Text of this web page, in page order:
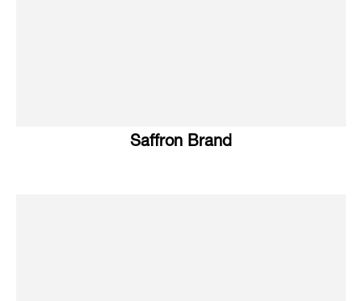
Saffron Brand